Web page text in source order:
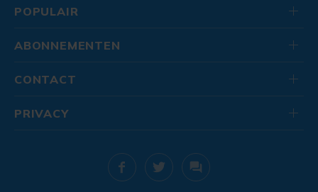
POPULAIR
ABONNEMENTEN
CONTACT
PRIVACY